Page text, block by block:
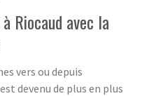
Riocaud avec la
vers ou depuis
devenu de plus en plus